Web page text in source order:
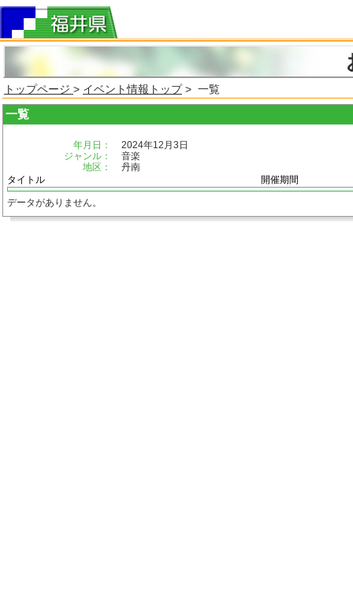
トップページ > イベント情報トップ> 一覧
一覧
年月日：
2024年12月3日
ジャンル：
音楽
地区：
丹南
タイトル
開催期間
データがありません。